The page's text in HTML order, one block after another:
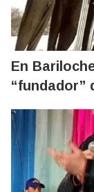
En
“fundador”